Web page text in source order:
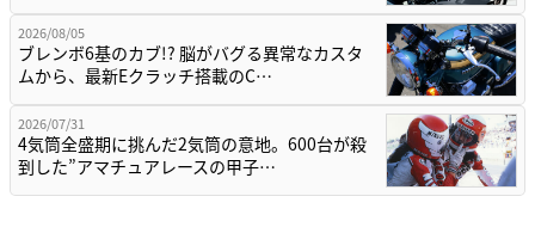
2026/08/05
ブレンボ6基のカブ!? 脳がバグる異常なカスタ
ムから、最新Eクラッチ搭載のC…
2026/07/31
4気筒全盛期に挑んだ2気筒の意地。600台が殺
到した”アマチュアレースの甲子…